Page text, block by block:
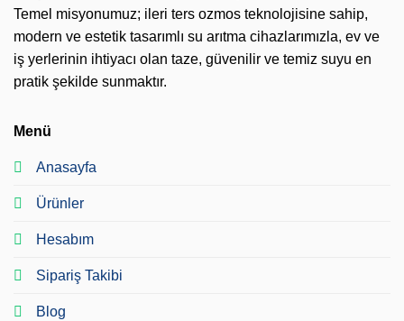
Temel misyonumuz; ileri ters ozmos teknolojisine sahip,
modern ve estetik tasarımlı su arıtma cihazlarımızla, ev ve
iş yerlerinin ihtiyacı olan taze, güvenilir ve temiz suyu en
pratik şekilde sunmaktır.
Menü
Anasayfa
Ürünler
Hesabım
Sipariş Takibi
Blog